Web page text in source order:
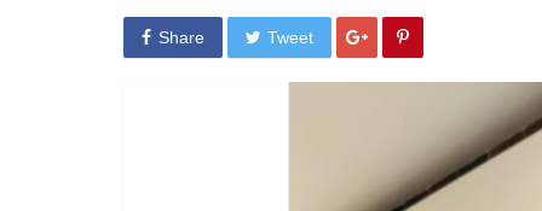
Share Tweet